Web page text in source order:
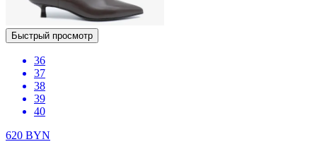
Быстрый просмотр
36
37
38
39
40
620 BYN